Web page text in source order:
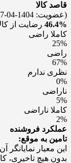
قاصد کالا
(عضویت: 1404-04-27)
46.4% رضایت از
کاملا راضی
25%
راضی
67%
نظری ندارم
0%
ناراضی
5%
کاملا ناراضی
2%
عملکرد فروشنده
تامین به موقع:
این معیار
بدون هیچ تاخیری،